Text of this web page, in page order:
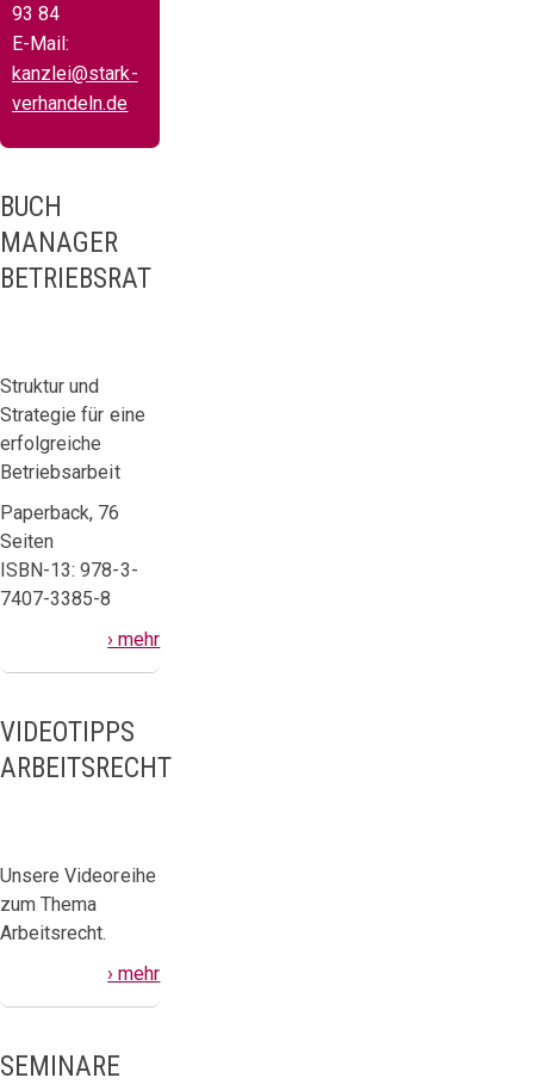
93 84
E-Mail:
kanzlei@stark-
verhandeln.de
BUCH
MANAGER
BETRIEBSRAT
Struktur und
Strategie für eine
erfolgreiche
Betriebsarbeit
Paperback, 76
Seiten
ISBN-13: 978-3-
7407-3385-8
› mehr
VIDEOTIPPS
ARBEITSRECHT
Unsere Videoreihe
zum Thema
Arbeitsrecht.
› mehr
SEMINARE